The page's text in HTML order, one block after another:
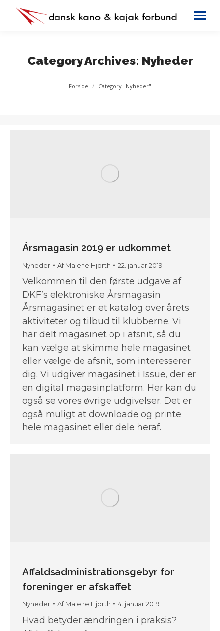
Category Archives: Nyheder
You are here:
Forside Category "Nyheder"
Årsmagasin 2019 er udkommet
Nyheder AfMalene Hjorth 22. januar 2019
Velkommen til den første udgave af
DKF’s elektroniske Årsmagasin
Årsmagasinet er et katalog over årets
aktiviteter og tilbud til klubberne. Vi
har delt magasinet op i afsnit, så du
kan vælge at skimme hele magasinet
eller vælge de afsnit, som interesserer
dig. Vi udgiver magasinet i Issue, der er
en digital magasinplatform. Her kan du
også se vores øvrige udgivelser. Det er
også muligt at downloade og printe
hele magasinet eller dele heraf.
Affaldsadministrationsgebyr for
foreninger er afskaffet
Nyheder AfMalene Hjorth 4. januar 2019
Hvad betyder ændringen i praksis?